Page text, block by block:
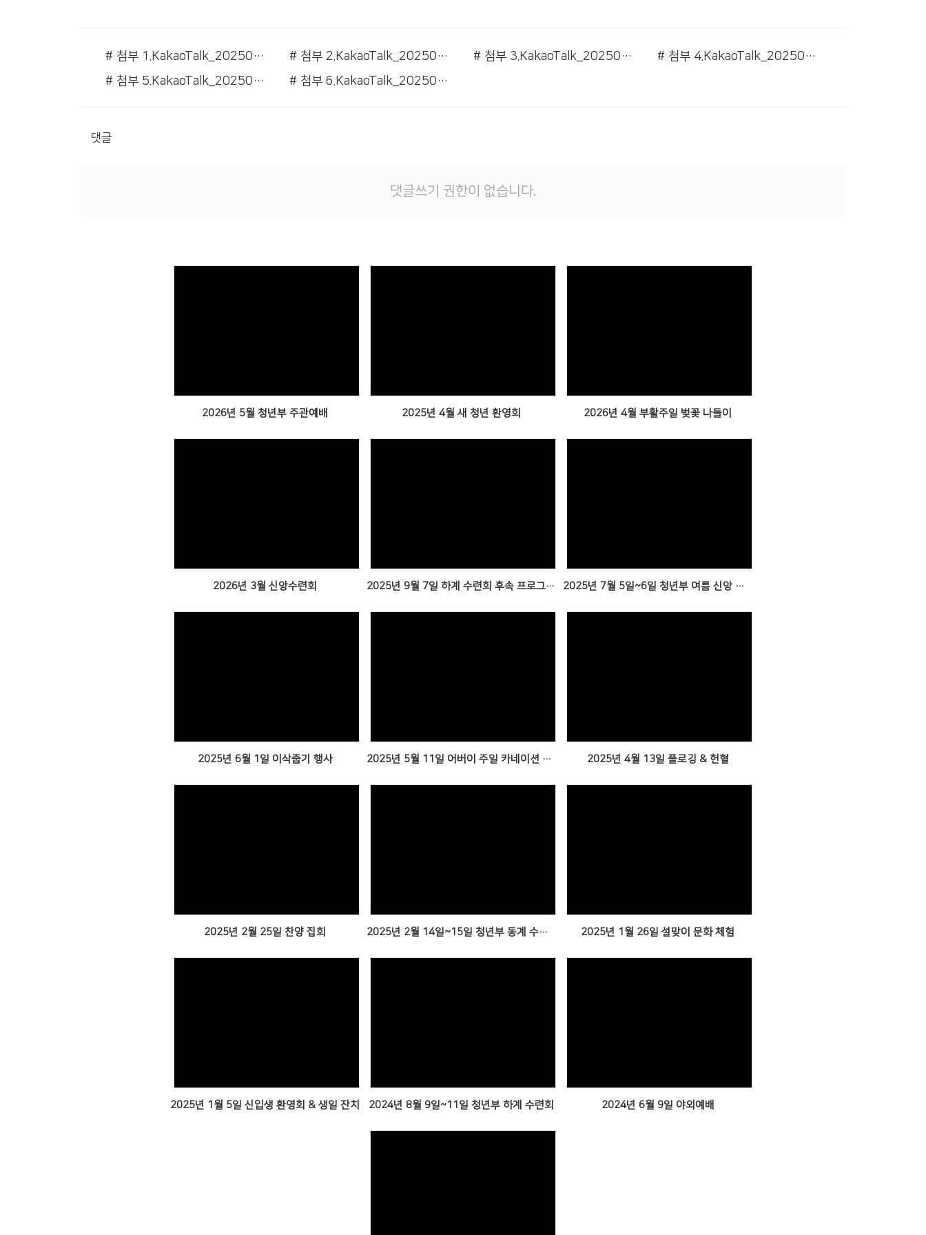
# 첨부 1.KakaoTalk_20250830_195942361.jpg # 첨부 2.KakaoTalk_20250830_195942361_01.jpg # 첨부 3.KakaoTalk_20250830_195942361_02.jpg
# 첨부 4.KakaoTalk_20250830_195942361_03.jpg
# 첨부 5.KakaoTalk_20250830_195942361_04.jpg
# 첨부 6.KakaoTalk_20250830_195942361_05.jpg
댓글
댓글쓰기 권한이 없습니다.
2026년 5월 청년부 주관예배 2025년 4월 새 청년 환영회 2026년 4월 부활주일 벚꽃 나들이
2026년 3월 신앙수련회 2025년 9월 7일 하계 수련회 후속 프로그램 (from 경주) 2025년 7월 5일~6일 청년부 여름 신앙 수련회
2025년 6월 1일 이삭줍기 행사 2025년 5월 11일 어버이 주일 카네이션 행사 & 야외예배 2025년 4월 13일 플로깅 & 헌혈
2025년 2월 25일 찬양 집회 2025년 2월 14일~15일 청년부 동계 수련회 2025년 1월 26일 설맞이 문화 체험
2025년 1월 5일 신입생 환영회 & 생일 잔치 2024년 8월 9일~11일 청년부 하계 수련회 2024년 6월 9일 야외예배